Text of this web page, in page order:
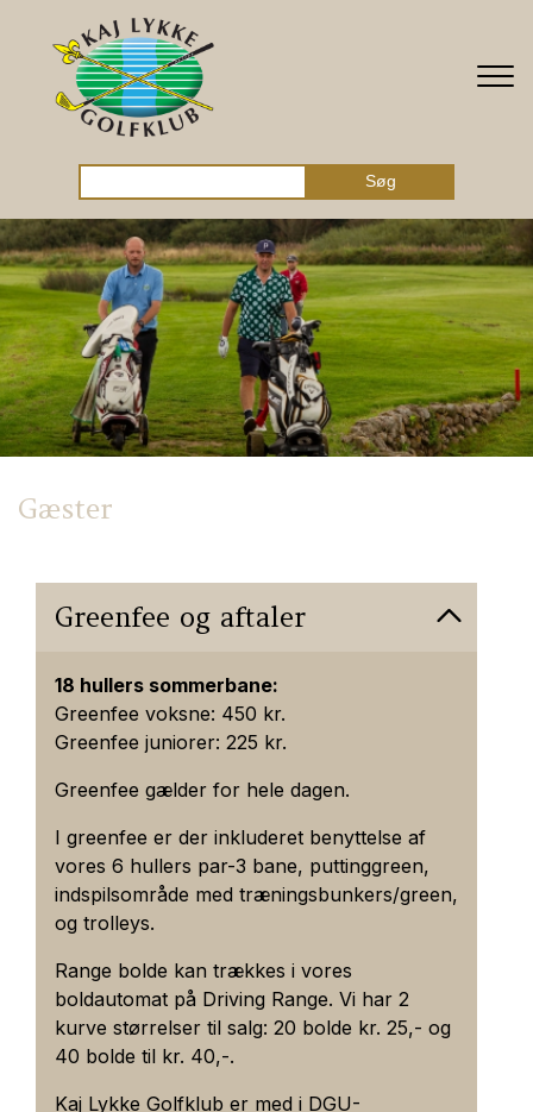
Gå til hovedindhold
Gæster
Greenfee og aftaler
18 hullers sommerbane:
Greenfee voksne: 450 kr.
Greenfee juniorer: 225 kr.
Greenfee gælder for hele dagen.
I greenfee er der inkluderet benyttelse af
vores 6 hullers par-3 bane, puttinggreen,
indspilsområde med træningsbunkers/green,
og trolleys.
Range bolde kan trækkes i vores
boldautomat på Driving Range. Vi har 2
kurve størrelser til salg: 20 bolde kr. 25,- og
40 bolde til kr. 40,-.
Kaj Lykke Golfklub er med i DGU-